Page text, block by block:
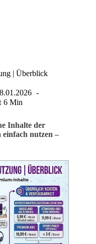
| Überblick
6 Min
Inhalte der
einfach nutzen –